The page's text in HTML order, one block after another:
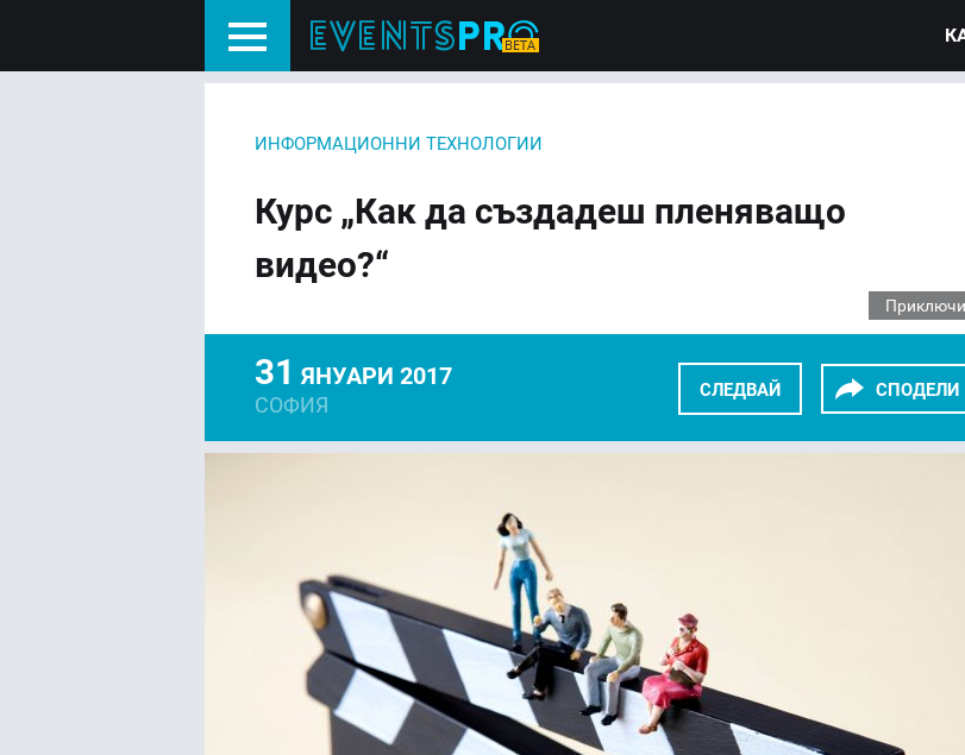
ИНФОРМАЦИОННИ ТЕХНОЛОГИИ
Курс „Как да създадеш пленяващо
видео?“
СЛЕДВАЙ СПОДЕЛИ
31 ЯНУАРИ 2017
СОФИЯ